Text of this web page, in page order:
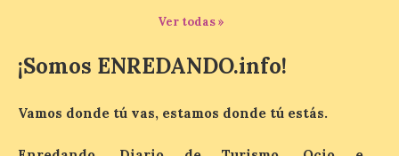
obras relacionadas con la
evocador tema de La […]
Ver todas »
¡Somos ENREDANDO.info!
Vamos donde tú vas, estamos donde tú estás.